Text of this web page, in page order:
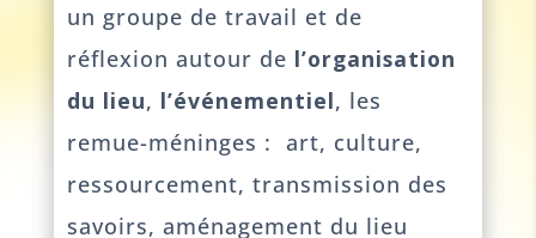
un groupe de travail et de
réflexion autour de l’organisation
du lieu, l’événementiel, les
remue-méninges : art, culture,
ressourcement, transmission des
savoirs, aménagement du lieu